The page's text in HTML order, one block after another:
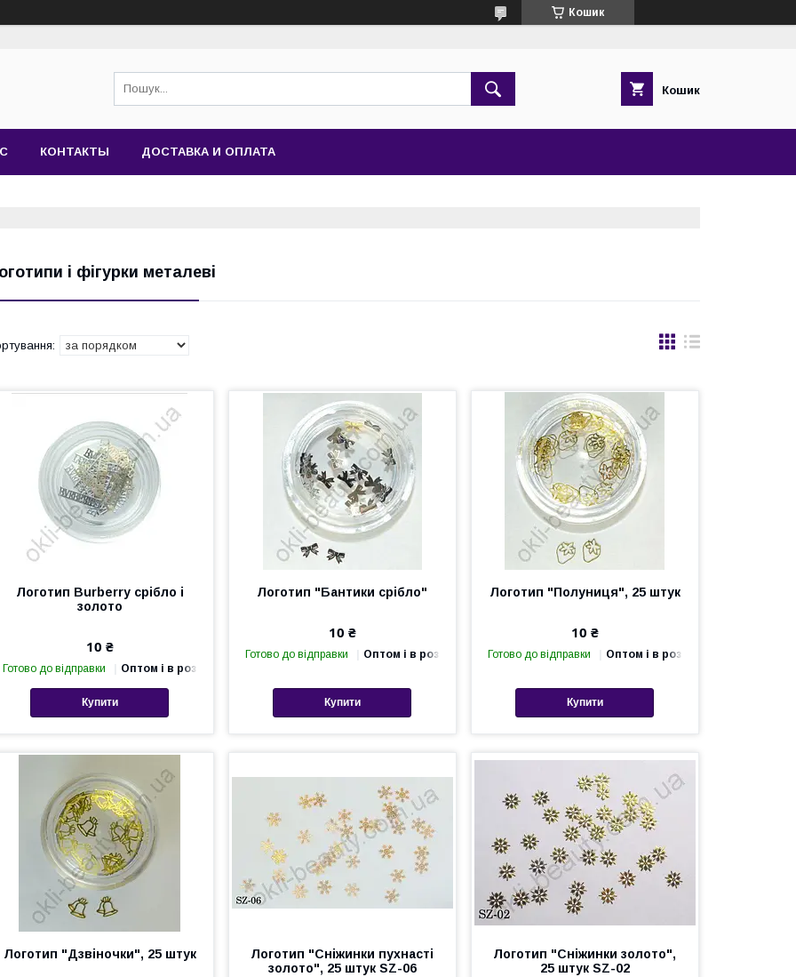
Кошик
Кошик
КОНТАКТЫ ДОСТАВКА И ОПЛАТА
і фігурки металеві
Логотип Burberry срібло і
золото
10 ₴
Готово до відправки Оптом і в роздріб
Купити
Логотип "Бантики срібло"
10 ₴
Готово до відправки Оптом і в роздріб
Купити
Логотип "Полуниця", 25 штук
10 ₴
Готово до відправки Оптом і в роздріб
Купити
Логотип "Дзвіночки", 25 штук
Логотип "Сніжинки пухнасті
золото", 25 штук SZ-06
Логотип "Сніжинки золото",
25 штук SZ-02